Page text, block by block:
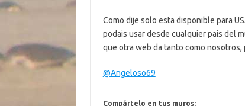
Como dije solo esta disponible para
podais usar desde cualquier pais del
que otra web da tanto como
@Angeloso69
Compártelo en tus muros: